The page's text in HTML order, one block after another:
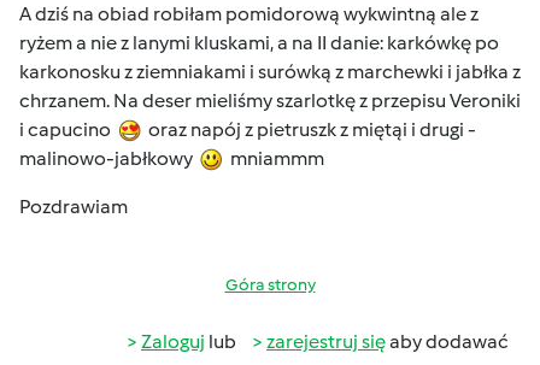
A dziś na obiad robiłam pomidorową wykwintną ale z
ryżem a nie z lanymi kluskami, a na II danie: karkówkę po
karkonosku z ziemniakami i surówką z marchewki i jabłka z
chrzanem. Na deser mieliśmy szarlotkę z przepisu Veroniki
i capucino
oraz napój z pietruszk z miętąi i drugi -
malinowo-jabłkowy
mniammm
Pozdrawiam
Góra strony
Zaloguj lub zarejestruj sięaby dodawać